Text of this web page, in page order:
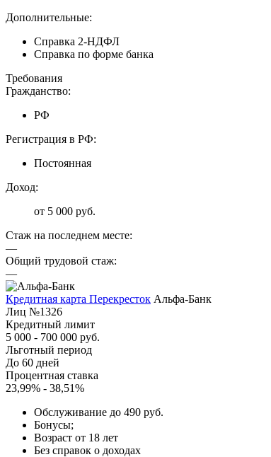
Дополнительные:
Справка 2-НДФЛ
Справка по форме банка
Требования
Гражданство:
РФ
Регистрация в РФ:
Постоянная
Доход:
от 5 000 руб.
Стаж на последнем месте:
—
Общий трудовой стаж:
—
Кредитная карта Перекресток Альфа-Банк
Лиц №1326
Кредитный лимит
5 000 - 700 000 руб.
Льготный период
До 60 дней
Процентная ставка
23,99% - 38,51%
Обслуживание до 490 руб.
Бонусы;
Возраст от 18 лет
Без справок о доходах